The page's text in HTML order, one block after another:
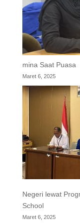
mina Saat Puasa
Maret 6, 2025
Negeri lewat
School
Maret 6, 2025